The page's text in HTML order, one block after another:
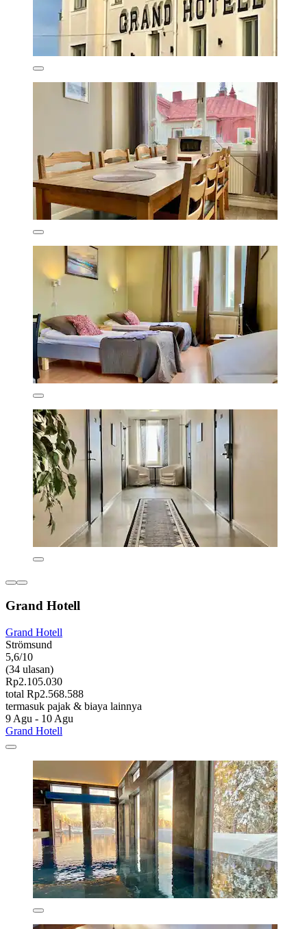
Grand Hotell
Grand Hotell
Strömsund
5,6/10
(34 ulasan)
Rp2.105.030
total Rp2.568.588
termasuk pajak & biaya lainnya
9 Agu - 10 Agu
Grand Hotell